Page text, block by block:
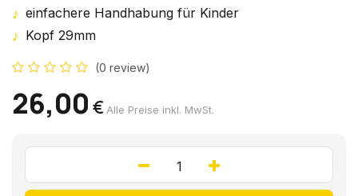
♪ einfachere Handhabung für Kinder
♪ Kopf 29mm
(0 review)
26,00 €Alle Preise inkl. MwSt.